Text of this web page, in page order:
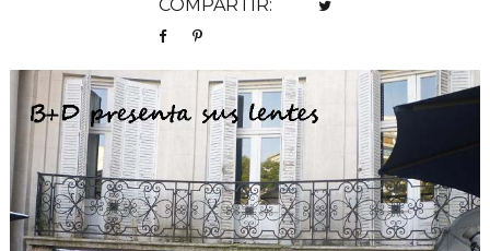
COMPARTIR: